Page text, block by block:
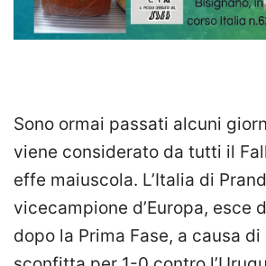
Sono ormai passati alcuni
viene considerato da tutti il
effe maiuscola. L’Italia di
vicecampione d’Europa, esce
dopo la Prima Fase, a causa